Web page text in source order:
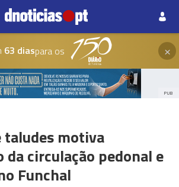
63 diaspara os ×
PUB
taludes motiva
circulação pedonal e
Funchal